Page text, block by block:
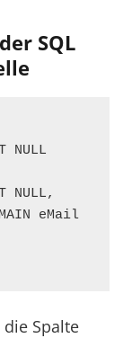
SQL
NULL
Spalte